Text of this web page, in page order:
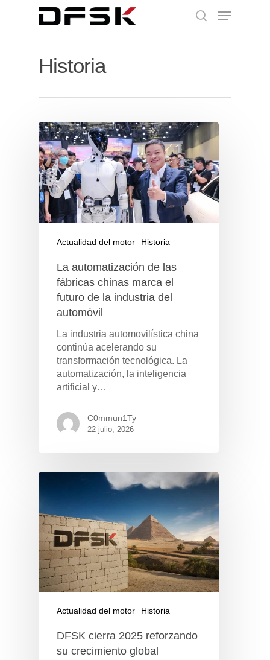
Historia
Actualidad del motor Historia
La automatización de las
fábricas chinas marca el
futuro de la industria del
automóvil
La industria automovilística china
continúa acelerando su
transformación tecnológica. La
automatización, la inteligencia
artificial y…
C0mmun1Ty
22 julio, 2026
Actualidad del motor Historia
DFSK cierra 2025 reforzando
su crecimiento global